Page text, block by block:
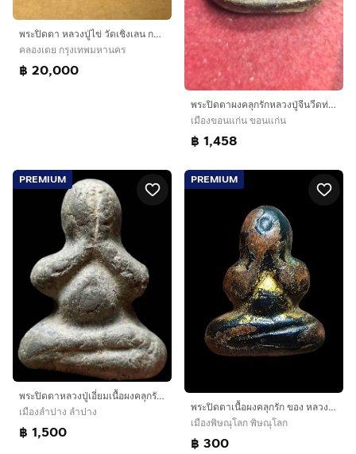
พระปิดตา หลวงปู่ไข่ วัดเชิงเลน กทม. พิมพ์ใหญ่ หลังอูม เนื้อผงคลุกรักผสมผงพุทธคุณ มวลสารจากผงอิทธิเจ ปิดทองเก่าๆ คราบไขเดิมๆ สวยงามมากๆ สภาพส
คลองเตย กรุงเทพมหานคร
฿ 20,000
พระปิดตาผงคลุกรักหลวงปู่จีนวีดท่าลาด
เมืองขอนแก่น ขอนแก่น
฿ 1,458
PREMIUM
พระปิดตาหลวงปู่เอี่ยมเนื้อผงคลุกรักแห้งเดิม
เมืองลำปาง ลำปาง
฿ 1,500
PREMIUM
พระปิดตาเนื้อผงคลุกรัก ของ หลวงปู่เอี่ยม วัดสะพานสูง พิมพ์ชลูด
เมืองพิษณุโลก พิษณุโลก
฿ 300